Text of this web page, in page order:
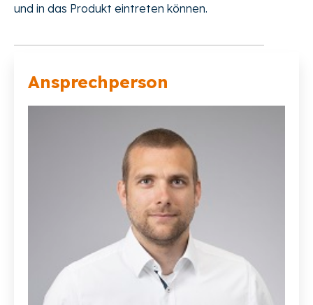
und in das Produkt eintreten können.
Ansprechperson